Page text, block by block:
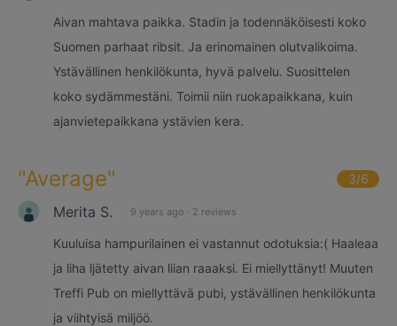
Aivan mahtava paikka. Stadin ja todennäköisesti koko
Suomen parhaat ribsit. Ja erinomainen olutvalikoima.
Ystävällinen henkilökunta, hyvä palvelu. Suosittelen
koko sydämmestäni. Toimii niin ruokapaikkana, kuin
ajanvietepaikkana ystävien kera.
"Average" 3/6
Merita S. 9 years ago · 2 reviews
Kuuluisa hampurilainen ei vastannut odotuksia:( Haaleaa
ja liha ljätetty aivan liian raaaksi. Ei miellyttänyt! Muuten
Treffi Pub on miellyttävä pubi, ystävällinen henkilökunta
ja viihtyisä miljöö.